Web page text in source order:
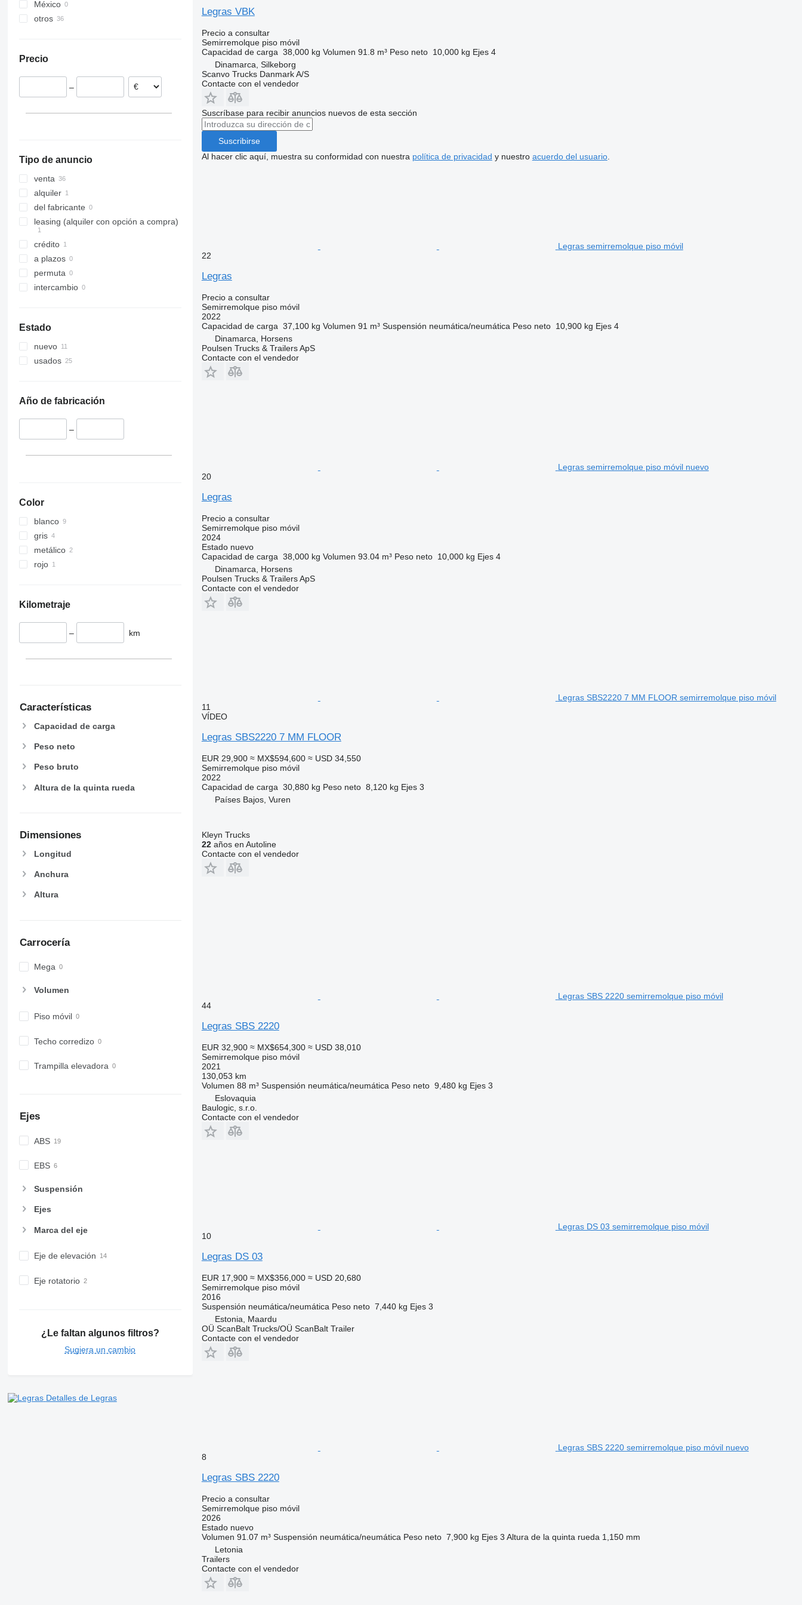
México
otros
Italia
Eslovaquia
Precio
–
Tipo de anuncio
venta
alquiler
del fabricante
leasing (alquiler con opción a compra)
crédito
a plazos
permuta
intercambio
Estado
nuevo
usados
Año de fabricación
–
Color
blanco
gris
metálico
rojo
Kilometraje
– km
Características
Capacidad de carga
Peso neto
Peso bruto
Altura de la quinta rueda
Dimensiones
Longitud
Anchura
Altura
Carrocería
Mega
Volumen
Piso móvil
Techo corredizo
Trampilla elevadora
Ejes
ABS
EBS
Suspensión
Ejes
Marca del eje
Eje de elevación
Eje rotatorio
¿Le faltan algunos filtros?
Sugiera un cambio
Detalles de Legras
Legras VBK
Precio a consultar
Semirremolque piso móvil
Capacidad de carga 38,000 kg Volumen 91.8 m³ Peso neto 10,000 kg Ejes 4
Dinamarca, Silkeborg
Scanvo Trucks Danmark A/S
Contacte con el vendedor
Suscríbase para recibir anuncios nuevos de esta sección
Suscribirse
Al hacer clic aquí, muestra su conformidad con nuestra política de privacidad y nuestro acuerdo del usuario.
Legras semirremolque piso móvil
22
Legras
Precio a consultar
Semirremolque piso móvil
2022
Capacidad de carga 37,100 kg Volumen 91 m³ Suspensión neumática/neumática Peso neto 10,900 kg Ejes 4
Dinamarca, Horsens
Poulsen Trucks & Trailers ApS
Contacte con el vendedor
Legras semirremolque piso móvil nuevo
20
Legras
Precio a consultar
Semirremolque piso móvil
2024
Estadonuevo
Capacidad de carga 38,000 kg Volumen 93.04 m³ Peso neto 10,000 kg Ejes 4
Dinamarca, Horsens
Poulsen Trucks & Trailers ApS
Contacte con el vendedor
Legras SBS2220 7 MM FLOOR semirremolque piso móvil
11
VÍDEO
Legras SBS2220 7 MM FLOOR
EUR 29,900 ≈ MX$594,600 ≈ USD 34,550
Semirremolque piso móvil
2022
Capacidad de carga 30,880 kg Peso neto 8,120 kg Ejes 3
Países Bajos, Vuren
Kleyn Trucks
22años en Autoline
Contacte con el vendedor
Legras SBS 2220 semirremolque piso móvil
44
Legras SBS 2220
EUR 32,900 ≈ MX$654,300 ≈ USD 38,010
Semirremolque piso móvil
2021
130,053 km
Volumen 88 m³ Suspensión neumática/neumática Peso neto 9,480 kg Ejes 3
Eslovaquia
Baulogic, s.r.o.
Contacte con el vendedor
Legras DS 03 semirremolque piso móvil
10
Legras DS 03
EUR 17,900 ≈ MX$356,000 ≈ USD 20,680
Semirremolque piso móvil
2016
Suspensión neumática/neumática Peso neto 7,440 kg Ejes 3
Estonia, Maardu
OÜ ScanBalt Trucks/OÜ ScanBalt Trailer
Contacte con el vendedor
Legras SBS 2220 semirremolque piso móvil nuevo
8
Legras SBS 2220
Precio a consultar
Semirremolque piso móvil
2026
Estadonuevo
Volumen 91.07 m³ Suspensión neumática/neumática Peso neto 7,900 kg Ejes 3 Altura de la quinta rueda 1,150 mm
Letonia
Trailers
Contacte con el vendedor